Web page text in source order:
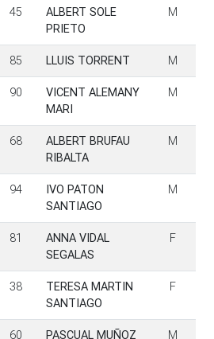
45
ALBERT SOLE
PRIETO
M
85 LLUIS TORRENT M
90
VICENT ALEMANY
MARI
M
68
ALBERT BRUFAU
RIBALTA
M
94
IVO PATON
SANTIAGO
M
81
ANNA VIDAL
SEGALAS
F
38
TERESA MARTIN
SANTIAGO
F
60 PASCUAL MUÑOZ M